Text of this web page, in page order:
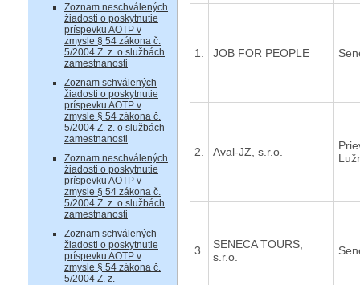
Zoznam neschválených
žiadosti o poskytnutie
príspevku AOTP v
zmysle § 54 zákona č.
5/2004 Z. z. o službách
zamestnanosti
Zoznam schválených
žiadosti o poskytnutie
príspevku AOTP v
zmysle § 54 zákona č.
5/2004 Z. z. o službách
zamestnanosti
Zoznam neschválených
žiadosti o poskytnutie
príspevku AOTP v
zmysle § 54 zákona č.
5/2004 Z. z. o službách
zamestnanosti
Zoznam schválených
žiadosti o poskytnutie
príspevku AOTP v
zmysle § 54 zákona č.
5/2004 Z. z.
1. JOB FOR PEOPLE
2. Aval-JZ, s.r.o.
3.
SENECA TOURS,
s.r.o.